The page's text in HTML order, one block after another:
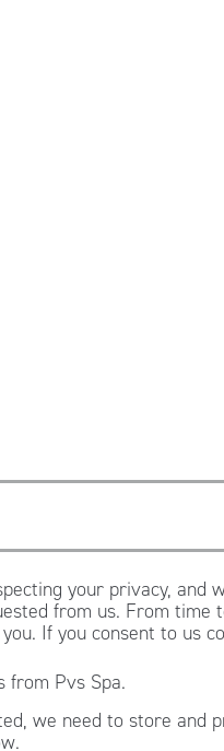
your privacy,
from us. From
If you consent to us
from Pvs Spa.
we need to store and